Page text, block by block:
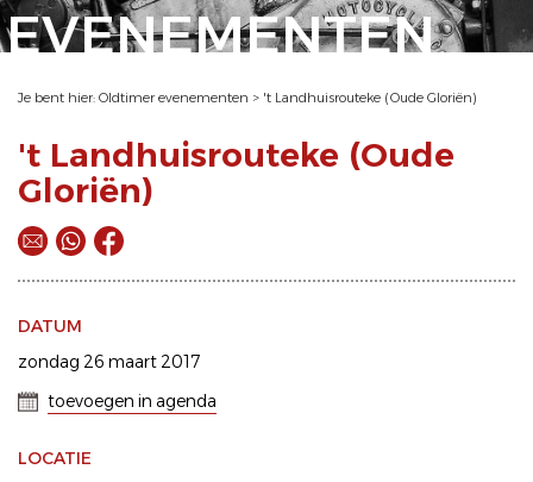
EVENEMENTEN
Je bent hier: Oldtimer evenementen > 't Landhuisrouteke (Oude Gloriën)
't Landhuisrouteke (Oude
Gloriën)
DATUM
zondag 26 maart 2017
toevoegen in agenda
LOCATIE